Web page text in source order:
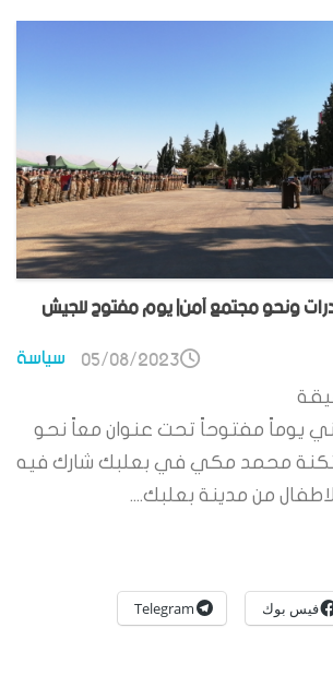
ونحو مجتمع آمن| يوم مفتوح للجيش
سياسة 05/08/2023
يوماً مفتوحاً تحت عنوان معاً نحو
محمد مكي في بعلبك شارك فيه
من مدينة بعلبك....
فيس بوك Telegram